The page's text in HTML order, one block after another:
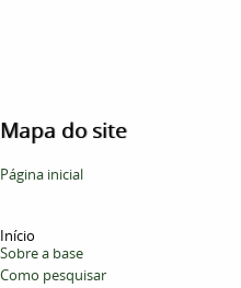
Mapa do site
Página inicial
Início
Sobre a base
Como pesquisar